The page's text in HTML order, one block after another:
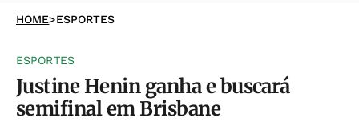
HOME>ESPORTES
ESPORTES
Justine Henin ganha e buscará
semifinal em Brisbane